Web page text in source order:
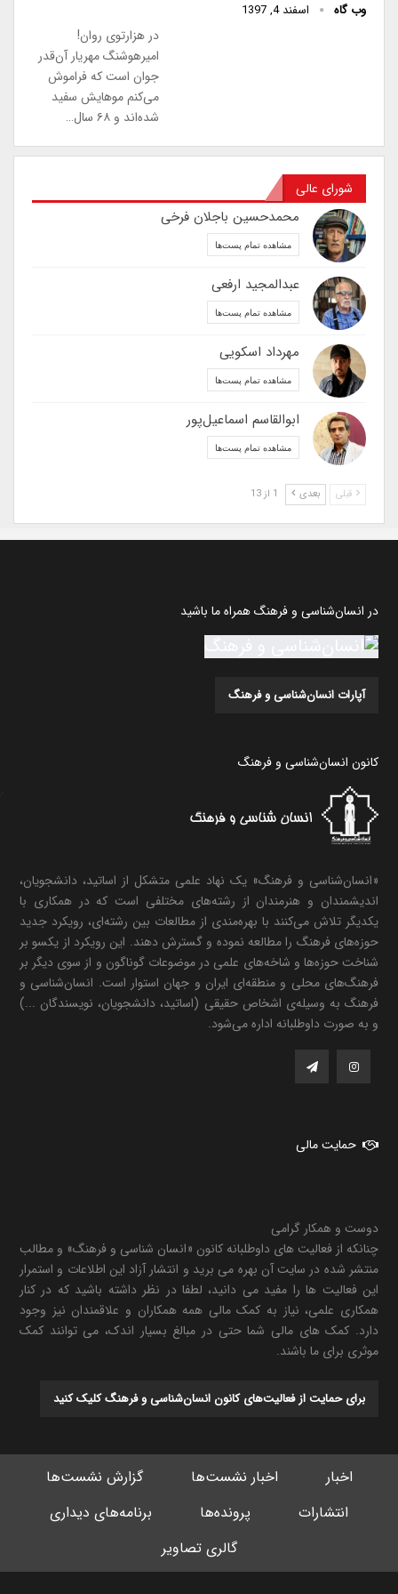
وب گاه اسفند 4, 1397
در هزارتوی روان!
اميرهوشنگ مهريار آن‌قدر
جوان است كه فراموش
می‌کنم موهايش سفيد
شده‌اند و ۶۸ سال…
شورای عالی
محمدحسین باجلان فرخی
مشاهده تمام پست‌ها
عبدالمجید ارفعی
مشاهده تمام پست‌ها
مهرداد اسکویی
مشاهده تمام پست‌ها
ابوالقاسم اسماعیل‌پور
مشاهده تمام پست‌ها
قبلی بعدی
در انسان‌شناسی و فرهنگ همراه ما باشید
آپارات انسان‌شناسی و فرهنگ
کانون انسان‌شناسی و فرهنگ
«انسان‌شناسی و فرهنگ» یک نهاد علمی متشکل از اساتید، دانشجویان،
اندیشمندان و هنرمندان از رشته‌های مختلفی است که در همکاری با
یکدیگر تلاش می‌کنند با بهره‌مندی از مطالعات بین رشته‌ای، رویکرد جدید
حوزه‌های فرهنگ را مطالعه نموده و گسترش دهند. این رویکرد از یکسو بر
شناخت حوزه‌ها و شاخه‌های علمی در موضوعات گوناگون و از سوی دیگر بر
فرهنگ‌های محلی و منطقه‌ای ایران و جهان استوار است. انسان‌شناسی و
فرهنگ به وسیله‌ی اشخاص حقیقی (اساتید، دانشجویان، نویسندگان ...)
و به صورت داوطلبانه اداره می‌شود.
حمایت مالی
دوست و همکار گرامی
چنانکه از فعالیت های داوطلبانه کانون «انسان شناسی و فرهنگ» و مطالب
منتشر شده در سایت آن بهره می برید و انتشار آزاد این اطلاعات و استمرار
این فعالیت ها را مفید می دانید، لطفا در نظر داشته باشید که در کنار
همکاری علمی، نیاز به کمک مالی همه همکاران و علاقمندان نیز وجود
دارد. کمک های مالی شما حتی در مبالغ بسیار اندک، می توانند کمک
موثری برای ما باشند.
برای حمایت از فعالیت‌های کانون انسان‌شناسی و فرهنگ کلیک کنید
اخبار اخبار نشست‌ها
گزارش نشست‌ها
انتشارات
پرونده‌ها
برنامه‌های دیداری
گالری تصاویر